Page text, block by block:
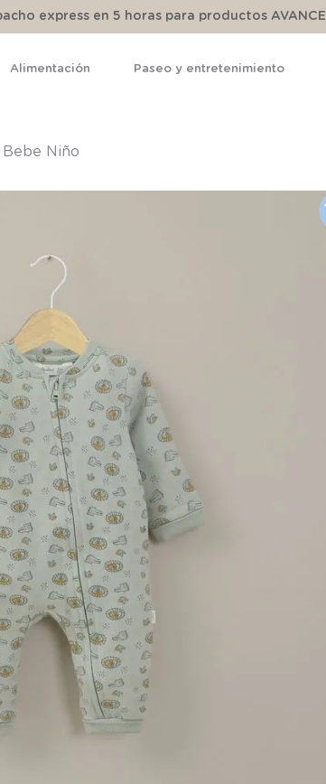
express en 5 horas para productos AVANCE
Alimentación Paseo y entretenimiento
Niño
Pack Bodies Bebe Niño Beige
$9995 19
9
10.